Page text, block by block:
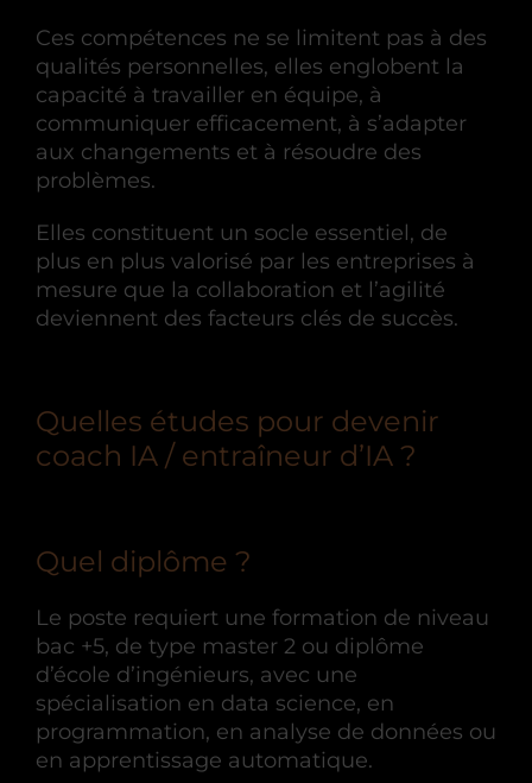
Ces compétences ne se limitent pas à des
qualités personnelles, elles englobent la
capacité à travailler en équipe, à
communiquer efficacement, à s’adapter
aux changements et à résoudre des
problèmes.
Elles constituent un socle essentiel, de
plus en plus valorisé par les entreprises à
mesure que la collaboration et l’agilité
deviennent des facteurs clés de succès.
Quelles études pour devenir
coach IA / entraîneur d’IA ?
Quel diplôme ?
Le poste requiert une formation de niveau
bac +5, de type master 2 ou diplôme
d’école d’ingénieurs, avec une
spécialisation en data science, en
programmation, en analyse de données ou
en apprentissage automatique.